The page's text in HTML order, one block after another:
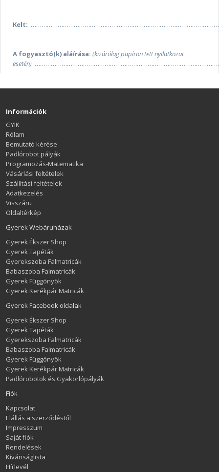
Kelt:
A fogyasztó(k) aláírása: (kizárólag papíron tett nyilatkozat
esetén)
Információk
GYIK
Rólam
Bemutató kérése
Padlórobot pályák
Programozás-Matematika
Vásárlási feltételek
Szállítási feltételek
Adatkezelés
Visszáru
Oldaltérkép
Gyerek Webáruházak
Gyerek Ékszer Shop
Gyerek Tapéták
Gyerekszoba Falmatricák
Babaszoba Falmatricák
Gyerek Függönyök
Gyerek Kerékpár Matricák
Gyerek Facebook oldalak
Gyerek Ékszer Shop
Gyerek Tapéták
Gyerekszoba Falmatricák
Babaszoba Falmatricák
Gyerek Függönyök
Gyerek Kerékpár Matricák
Padlórobotok és Gyakorlópályák
Fiók
Kapcsolat
Elállás a szerződéstől
Impresszum
Saját fiók
Rendelések
Kívánságlista
Hírlevél